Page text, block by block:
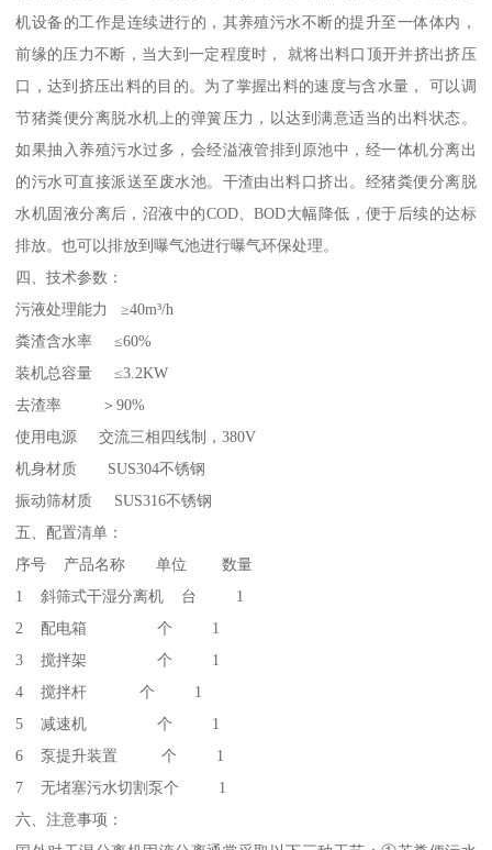
机设备的工作是连续进行的，其养殖污水不断的提升至一体体内，
前缘的压力不断，当大到一定程度时， 就将出料口顶开并挤出挤压
口，达到挤压出料的目的。为了掌握出料的速度与含水量， 可以调
节猪粪便分离脱水机上的弹簧压力，以达到满意适当的出料状态。
如果抽入养殖污水过多，会经溢液管排到原池中，经一体机分离出
的污水可直接派送至废水池。干渣由出料口挤出。经猪粪便分离脱
水机固液分离后，沼液中的COD、BOD大幅降低，便于后续的达标
排放。也可以排放到曝气池进行曝气环保处理。
四、技术参数：
污液处理能力 ≥40m³/h
粪渣含水率 ≤60%
装机总容量 ≤3.2KW
去渣率 ＞90%
使用电源 交流三相四线制，380V
机身材质 SUS304不锈钢
振动筛材质 SUS316不锈钢
五、配置清单：
序号 产品名称 单位 数量
1 斜筛式干湿分离机 台 1
2 配电箱 个 1
3 搅拌架 个 1
4 搅拌杆 个 1
5 减速机 个 1
6 泵提升装置 个 1
7 无堵塞污水切割泵个 1
六、注意事项：